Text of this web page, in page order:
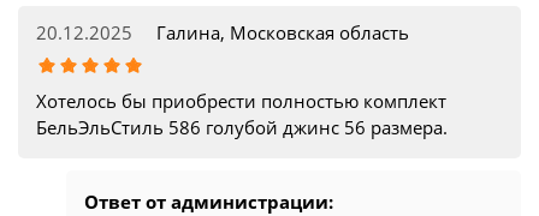
20.12.2025 Галина, Московская область
Хотелось бы приобрести полностью комплект
БельЭльСтиль 586 голубой джинс 56 размера.
Ответ от администрации: